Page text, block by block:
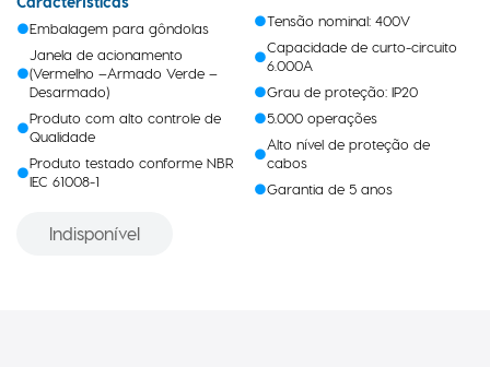
Embalagem para gôndolas
Janela de acionamento
(Vermelho –Armado Verde –
Desarmado)
Produto com alto controle de
Qualidade
Produto testado conforme NBR
IEC 61008-1
Tensão nominal: 400V
Capacidade de curto-circuito
6.000A
Grau de proteção: IP20
5.000 operações
Alto nível de proteção de
cabos
Garantia de 5 anos
Indisponível